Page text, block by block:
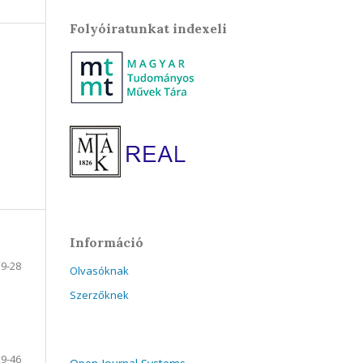
9-28
46
Folyóiratunkat indexeli
Információ
Olvasóknak
Szerzőknek